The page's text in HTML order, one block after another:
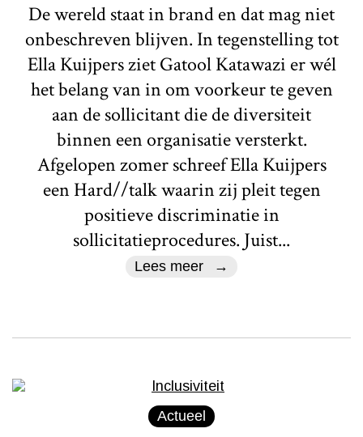
De wereld staat in brand en dat mag niet
onbeschreven blijven. In tegenstelling tot
Ella Kuijpers ziet Gatool Katawazi er wél
het belang van in om voorkeur te geven
aan de sollicitant die de diversiteit
binnen een organisatie versterkt.
Afgelopen zomer schreef Ella Kuijpers
een Hard//talk waarin zij pleit tegen
positieve discriminatie in
sollicitatieprocedures. Juist...
Lees meer
Actueel